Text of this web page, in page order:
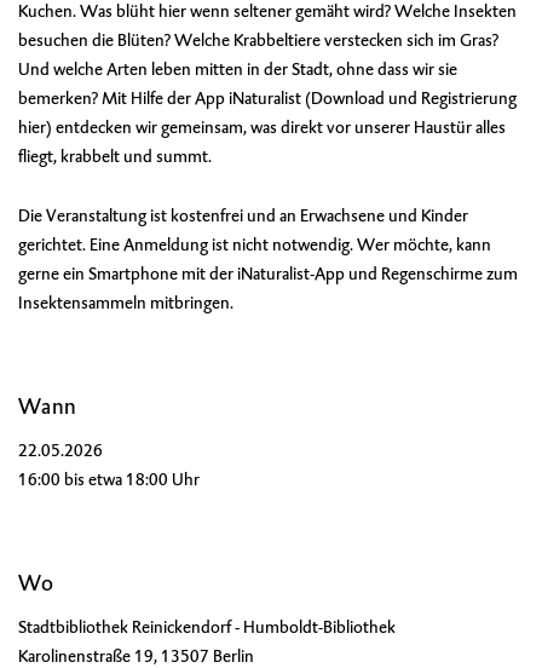
Kuchen. Was blüht hier wenn seltener gemäht wird? Welche Insekten
besuchen die Blüten? Welche Krabbeltiere verstecken sich im Gras?
Und welche Arten leben mitten in der Stadt, ohne dass wir sie
bemerken? Mit Hilfe der App iNaturalist (Download und Registrierung
hier) entdecken wir gemeinsam, was direkt vor unserer Haustür alles
fliegt, krabbelt und summt.
Die Veranstaltung ist kostenfrei und an Erwachsene und Kinder
gerichtet. Eine Anmeldung ist nicht notwendig. Wer möchte, kann
gerne ein Smartphone mit der iNaturalist-App und Regenschirme zum
Insektensammeln mitbringen.
Wann
22.05.2026
16:00 bis etwa 18:00 Uhr
Wo
Stadtbibliothek Reinickendorf - Humboldt-Bibliothek
Karolinenstraße 19, 13507 Berlin